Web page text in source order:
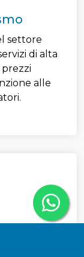
settore
di alta
alle